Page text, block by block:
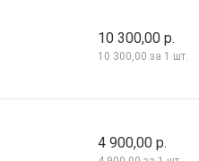
10 300,00 р.
10 300,00 за 1 шт.
4 900,00 р.